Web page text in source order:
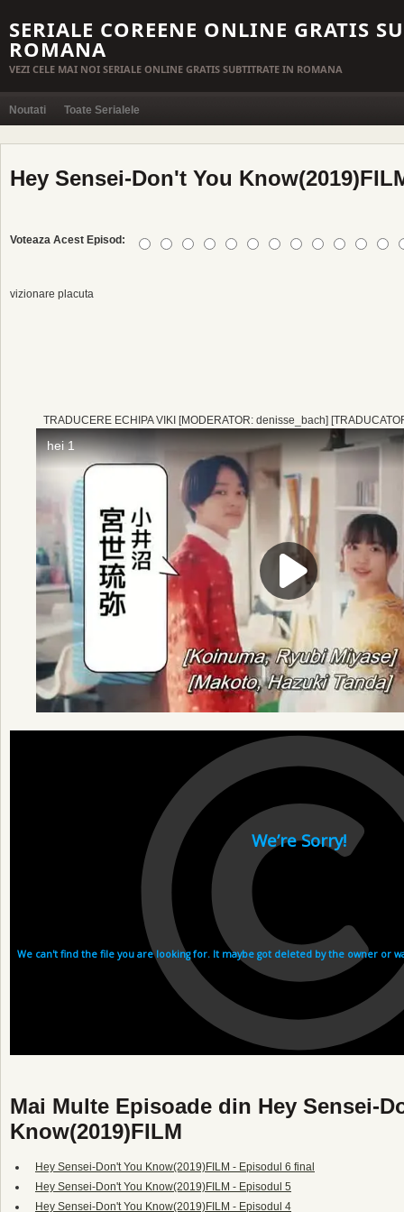
SERIALE COREENE ONLINE GRATIS
ROMANA
VEZI CELE MAI NOI SERIALE ONLINE GRATIS SUBTITRATE IN ROMANA
Noutati Toate Serialele
Hey Sensei-Don't You
Voteaza Acest Episod:
vizionare placuta
TRADUCERE ECHIPA VIKI [MODERATOR: denisse_bach]
Mai Multe Episoade din Hey Sensei-
Know(2019)FILM
Hey Sensei-Don't You Know(2019)FILM - Episodul 6 final
Hey Sensei-Don't You Know(2019)FILM - Episodul 5
Hey Sensei-Don't You Know(2019)FILM - Episodul 4